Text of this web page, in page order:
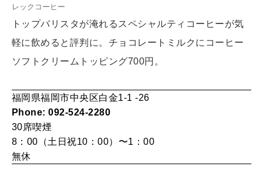
算命学がわかる今月のあなた
知る、考える
MAMA
ママもいろいろ
わたしができること
レックコーヒー
トップバリスタが淹れるスペシャルティコーヒーが気
軽に飲めると評判に。チョコレートミルクにコーヒー
ソフトクリームトッピング700円。
福岡県福岡市中央区白金1-1 -26
Phone: 092-524-2280
30席喫煙
8：00（土日祝10：00）〜1：00
無休